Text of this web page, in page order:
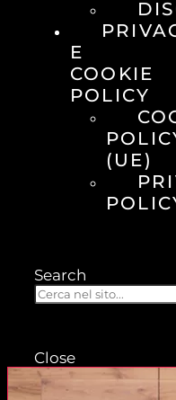
E
COOKIE
POLICY
(UE)
Search
Close